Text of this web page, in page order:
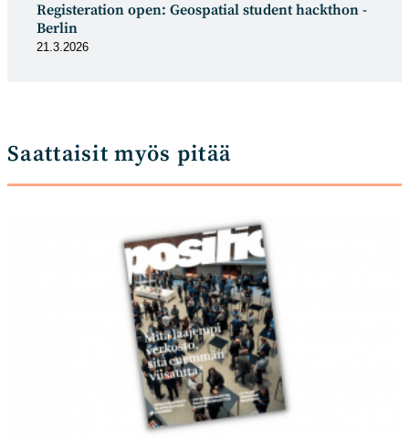
Registeration open: Geospatial student hackthon -
Berlin
21.3.2026
Saattaisit myös pitää